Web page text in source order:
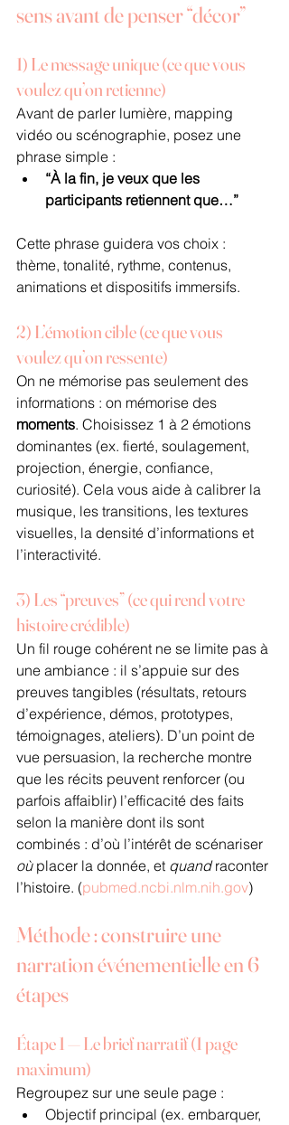
sens avant de penser “décor”
1) Le message unique (ce que vous
voulez qu’on retienne)
Avant de parler lumière, mapping
vidéo ou scénographie, posez une
phrase simple :
“À la fin, je veux que les
participants retiennent que…”
Cette phrase guidera vos choix :
thème, tonalité, rythme, contenus,
animations et dispositifs immersifs.
2) L’émotion cible (ce que vous
voulez qu’on ressente)
On ne mémorise pas seulement des
informations : on mémorise des
moments. Choisissez 1 à 2 émotions
dominantes (ex. fierté, soulagement,
projection, énergie, confiance,
curiosité). Cela vous aide à calibrer la
musique, les transitions, les textures
visuelles, la densité d’informations et
l’interactivité.
3) Les “preuves” (ce qui rend votre
histoire crédible)
Un fil rouge cohérent ne se limite pas à
une ambiance : il s’appuie sur des
preuves tangibles (résultats, retours
d’expérience, démos, prototypes,
témoignages, ateliers). D’un point de
vue persuasion, la recherche montre
que les récits peuvent renforcer (ou
parfois affaiblir) l’efficacité des faits
selon la manière dont ils sont
combinés : d’où l’intérêt de scénariser
où placer la donnée, et quand raconter
l’histoire. (pubmed.ncbi.nlm.nih.gov)
Méthode : construire une
narration événementielle en 6
étapes
Étape 1 — Le brief narratif (1 page
maximum)
Regroupez sur une seule page :
Objectif principal (ex. embarquer,